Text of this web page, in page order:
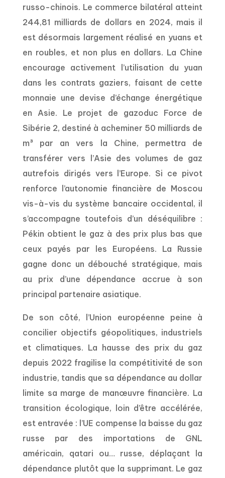
russo-chinois. Le commerce bilatéral atteint
244,81 milliards de dollars en 2024, mais il
est désormais largement réalisé en yuans et
en roubles, et non plus en dollars. La Chine
encourage activement l’utilisation du yuan
dans les contrats gaziers, faisant de cette
monnaie une devise d’échange énergétique
en Asie. Le projet de gazoduc Force de
Sibérie 2, destiné à acheminer 50 milliards de
m³ par an vers la Chine, permettra de
transférer vers l’Asie des volumes de gaz
autrefois dirigés vers l’Europe. Si ce pivot
renforce l’autonomie financière de Moscou
vis-à-vis du système bancaire occidental, il
s’accompagne toutefois d’un déséquilibre :
Pékin obtient le gaz à des prix plus bas que
ceux payés par les Européens. La Russie
gagne donc un débouché stratégique, mais
au prix d’une dépendance accrue à son
principal partenaire asiatique.
De son côté, l’Union européenne peine à
concilier objectifs géopolitiques, industriels
et climatiques. La hausse des prix du gaz
depuis 2022 fragilise la compétitivité de son
industrie, tandis que sa dépendance au dollar
limite sa marge de manœuvre financière. La
transition écologique, loin d’être accélérée,
est entravée : l’UE compense la baisse du gaz
russe par des importations de GNL
américain, qatari ou… russe, déplaçant la
dépendance plutôt que la supprimant. Le gaz